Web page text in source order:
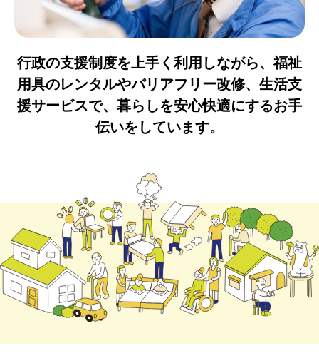
行政の支援制度を上手く利用しながら、福祉
用具のレンタルやバリアフリー改修、生活支
援サービスで、暮らしを安心快適にするお手
伝いをしています。